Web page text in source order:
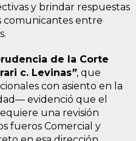
y brindar respuestas
comunicantes entre
de la Corte
c. Levinas”, que
con asiento en la
evidenció que el
una revisión
fueros Comercial y